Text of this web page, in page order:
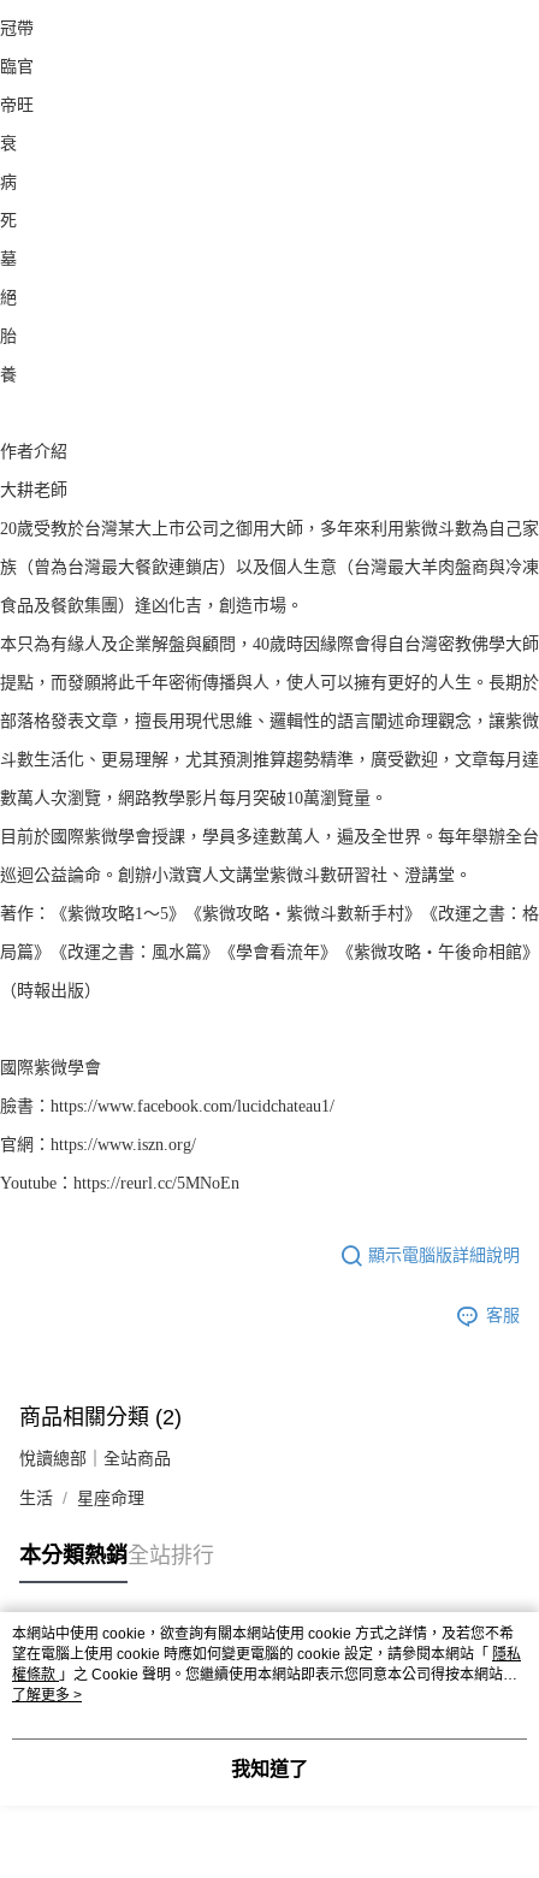
冠帶
臨官
帝旺
衰
病
死
墓
絕
胎
養
作者介紹
大耕老師
20歲受教於台灣某大上市公司之御用大師，多年來利用紫微斗數為自己家
族（曾為台灣最大餐飲連鎖店）以及個人生意（台灣最大羊肉盤商與冷凍
食品及餐飲集團）逢凶化吉，創造市場。
本只為有緣人及企業解盤與顧問，40歲時因緣際會得自台灣密教佛學大師
提點，而發願將此千年密術傳播與人，使人可以擁有更好的人生。長期於
部落格發表文章，擅長用現代思維、邏輯性的語言闡述命理觀念，讓紫微
斗數生活化、更易理解，尤其預測推算趨勢精準，廣受歡迎，文章每月達
數萬人次瀏覽，網路教學影片每月突破10萬瀏覽量。
目前於國際紫微學會授課，學員多達數萬人，遍及全世界。每年舉辦全台
巡迴公益論命。創辦小澂寶人文講堂紫微斗數研習社、澄講堂。
著作：《紫微攻略1～5》《紫微攻略‧紫微斗數新手村》《改運之書：格
局篇》《改運之書：風水篇》《學會看流年》《紫微攻略‧午後命相館》
（時報出版）
國際紫微學會
臉書：https://www.facebook.com/lucidchateau1/
官網：https://www.iszn.org/
Youtube：https://reurl.cc/5MNoEn
顯示電腦版詳細說明
客服
商品相關分類 (2)
悅讀總部｜全站商品
生活 星座命理
本分類熱銷全站排行
熱門標籤
本網站中使用 cookie，欲查詢有關本網站使用 cookie 方式之詳情，及若您不希
望在電腦上使用 cookie 時應如何變更電腦的 cookie 設定，請參閱本網站「 隱私
權條款 」之 Cookie 聲明。您繼續使用本網站即表示您同意本公司得按本網站使
用條款之 Cookie 聲明使用 cookie。
了解更多 >
我知道了